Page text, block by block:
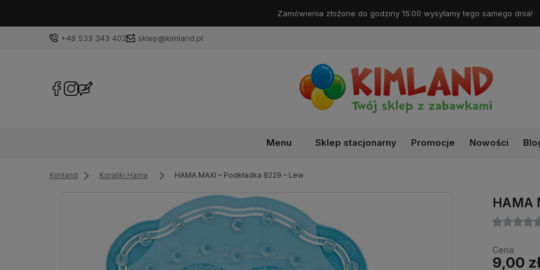
Darmowa dostawa od 99 zł!
+48 533 343 402 sklep@kimland.pl
Menu Sklep stacjonarny Promocje Nowości
Kimland Koraliki Hama HAMA MAXI – Podkładka 8229 – Lew
HAMA
Cena:
9,00